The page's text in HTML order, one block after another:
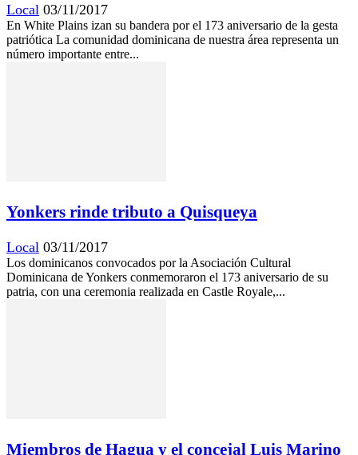
Local 03/11/2017
En White Plains izan su bandera por el 173 aniversario de la gesta
patriótica La comunidad dominicana de nuestra área representa un
número importante entre...
Yonkers rinde tributo a Quisqueya
Local 03/11/2017
Los dominicanos convocados por la Asociación Cultural
Dominicana de Yonkers conmemoraron el 173 aniversario de su
patria, con una ceremonia realizada en Castle Royale,...
Miembros de Hagua y el concejal Luis Marino